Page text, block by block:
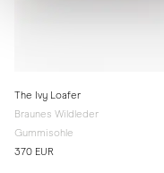
The Ivy Loafer
Braunes Wildleder
Gummisohle
370 EUR